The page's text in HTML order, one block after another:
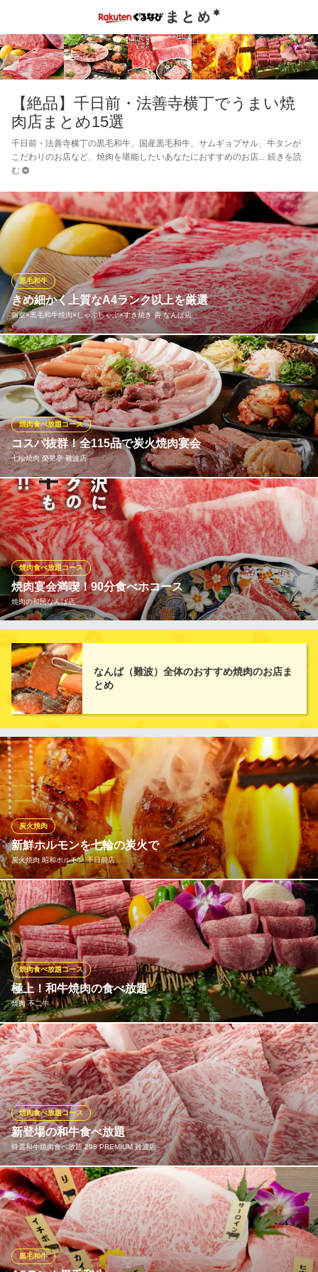
【絶品】千日前・法善寺横丁でうまい焼
肉店まとめ15選
千日前・法善寺横丁の黒毛和牛、国産黒毛和牛、サムギョプサル、牛タンが
こだわりのお店など、焼肉を堪能したいあなたにおすすめのお店
続きを読
む
きめ細かく上質なA4ランク以上を厳選
個室×黒毛和牛焼肉×しゃぶしゃぶ×すき焼き 善 なんば店
黒毛和牛
当店のメニューの主役となる”肉”の質は決して妥協いたしません。
鹿児島県産の黒毛和牛を一頭買いで仕入れ、ご提供しておりま
す。純粋黒毛和牛の中でも高品質なA4以上の牛肉を厳選。さらに
独自のルートで仕入れるため、希少部位まで余すことなく、リー
ズナブルな価格でご提供できるのが人気の秘密です。
個室×黒毛和牛焼肉×しゃぶしゃぶ×すき焼き 善 なんば店
黒毛和牛 焼肉食べ放題
大阪メトロ御堂筋線なんば駅 徒歩2分
大阪府大阪市中央区難波3-4-13 味わいばしビル4F
コスパ抜群！全115品で炭火焼肉宴会
七輪焼肉 榮華亭 難波店
焼肉食べ放題コース
驚愕のコスパを実現した当店一番人気の食べ放題コース！全115品
を心ゆくまで味わえる『メガ食べ放題コース』は飲み放題も付い
て4,800円(税込)～提供いたします。牛ロースやハラミ、人気の塩
タンをはじめ、豚肉、ホルモン、野菜、一品料理、デザートまで
充実。どなた様も大満足のラインナップです♪
七輪焼肉 榮華亭 難波店
炭火焼肉食べ放題
近鉄難波線大阪難波駅 徒歩2分
焼肉宴会満喫！90分食べホコース
焼肉の和民なんば店
焼肉食べ放題コース
焼肉を思う存分楽しみたいなら90分食べ放題コースがおすすめ！
名物のワタミカルビや鮮度にこだわった手切りハラミなどの定番
焼肉はもちろん、キムチをはじめとした逸品料理・〆のごはん・
デザートなどのサイドメニューも充実しています♪小学生は半額以
下となっておりますので、ご家族のお食事の機会に是非ご利用く
焼肉の和民なんば店
なんば宴会焼肉食べ放題
南海本線難波駅 徒歩1分
大阪府大阪市中央区難波千日前12-30 難波長和ビル3F
なんば（難波）全体のおすすめ焼肉のお店ま
とめ
新鮮ホルモンを七輪の炭火で
炭火焼肉 昭和ホルモン 千日前店
炭火焼肉
独自ルートで開拓した市場から鮮度と肉質の良いお肉を仕入れて
います。さらに、鮮度管理を徹底し、肉質や部位ごとに厚みや切
り方を変えているので、それぞれのお肉を最高の状態で楽しんで
いただけます！
炭火焼肉 昭和ホルモン 千日前店
宴会に人気の焼肉居酒屋
大阪メトロ御堂筋線なんば駅 徒歩1分
大阪府大阪市中央区千日前2-6-11
極上！和牛焼肉の食べ放題
焼肉 不二牛
焼肉食べ放題コース
最高級の和牛を心ゆくまで堪能できる、夢のような食べ放題コー
スを5500円からご用意しております。厳選された和牛カルビやロ
ースをはじめ、新鮮なホルモンや海鮮、サイドメニューまで多彩
なラインナップが魅力です。ご家族やご友人との特別なお食事、
歓送迎会など、あらゆるシーンで贅沢な時間をお約束いたしま
す。
焼肉 不二牛
焼肉
近鉄難波線近鉄日本橋駅 徒歩4分
大阪府大阪市中央区千日前1-7-7 SUNプラザ 1F
新登場の和牛食べ放題
特選和牛焼肉食べ放題 298 PREMIUM 難波店
焼肉食べ放題コース
当店の【和牛食べ放題】に使っている和牛は産地で職人が丁寧に
さばいたものをチルドで直送！まんべんなく霜降りが入っていて
赤身とのバランスが良く、 双方のおいしさをしっかり味わう事が
できる肉質がなめらかなお肉です。
黒毛和牛